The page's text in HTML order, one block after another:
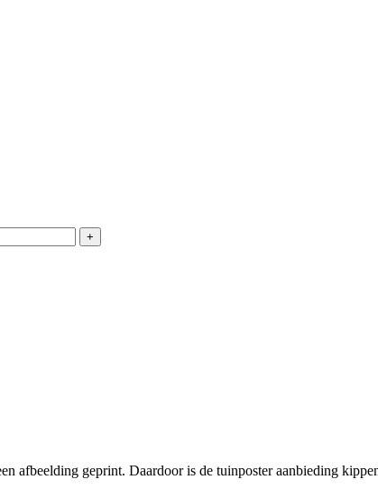
afbeelding geprint. Daardoor is de tuinposter aanbieding